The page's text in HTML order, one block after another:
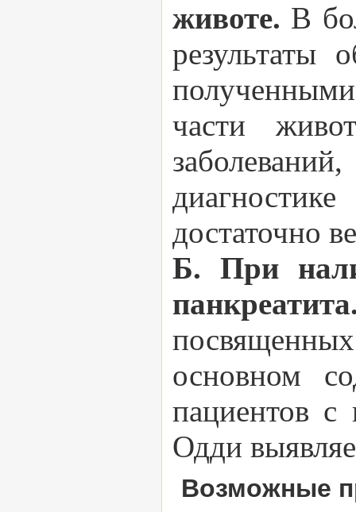
животе. В
результаты
части
достаточно
Б. При
основном
пациентов с
Одди
Возможные